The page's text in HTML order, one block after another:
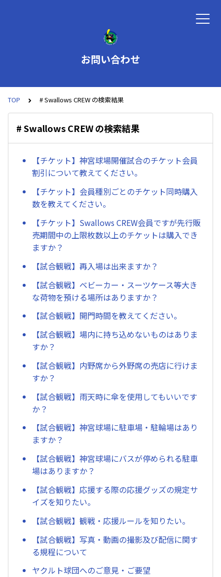
お問い合わせ
TOP # Swallows CREW の検索結果
# Swallows CREW の検索結果
【チケット】神宮球場開催試合のチケット会員
割引について教えてください。
【チケット】会員種別ごとのチケット同時購入
数を教えてください。
【チケット】Swallows CREW会員ですが先行販
売期間中の上限枚数以上のチケットは購入でき
ますか？
【試合観戦】再入場は出来ますか？
【試合観戦】ベビーカー・スーツケース等大き
な荷物を預ける場所はありますか？
【試合観戦】開門時間を教えてください。
【試合観戦】場内に持ち込めないものはありま
すか？
【試合観戦】内野席から外野席の売店に行けま
すか？
【試合観戦】雨天時に傘を使用してもいいです
か？
【試合観戦】神宮球場に駐車場・駐輪場はあり
ますか？
【試合観戦】神宮球場にバスが停められる駐車
場はありますか？
【試合観戦】応援する際の応援グッズの規定サ
イズを知りたい。
【試合観戦】観戦・応援ルールを知りたい。
【試合観戦】写真・動画の撮影及び配信に関す
る規程について
ヤクルト球団へのご意見・ご要望